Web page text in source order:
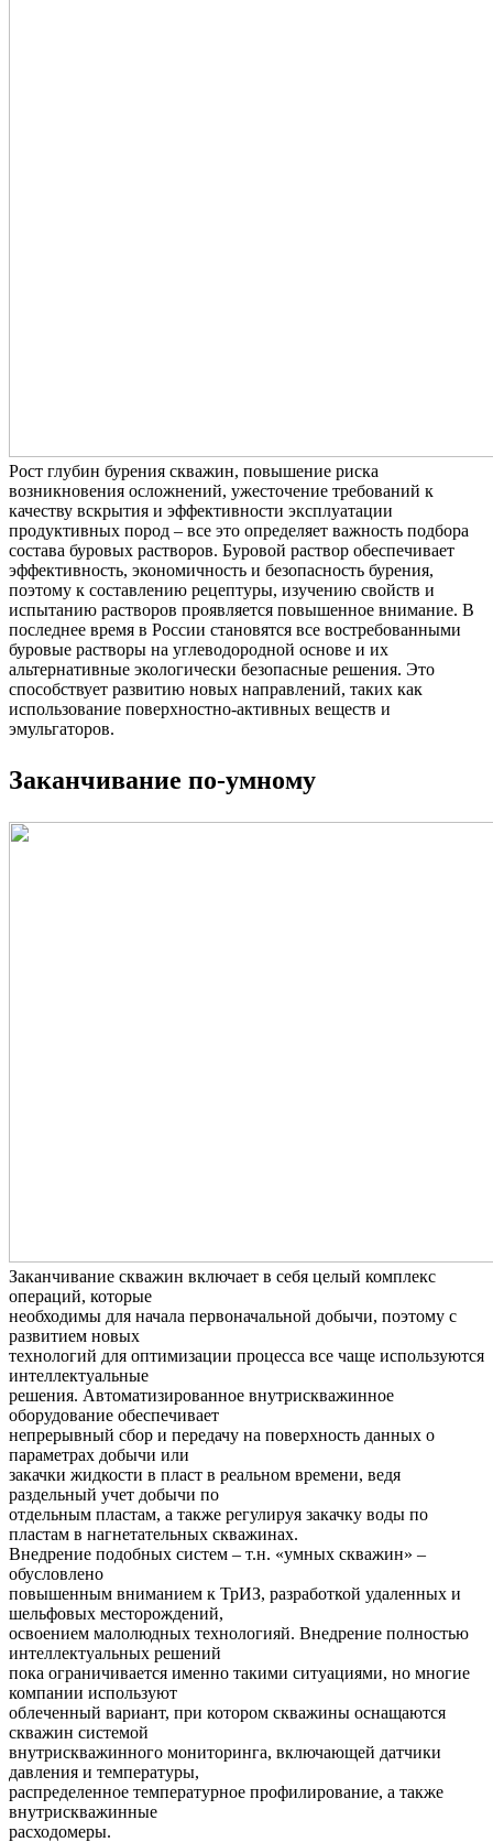
Рост глубин бурения скважин, повышение риска
возникновения осложнений, ужесточение требований к
качеству вскрытия и эффективности эксплуатации
продуктивных пород – все это определяет важность подбора
состава буровых растворов. Буровой раствор обеспечивает
эффективность, экономичность и безопасность бурения,
поэтому к составлению рецептуры, изучению свойств и
испытанию растворов проявляется повышенное внимание. В
последнее время в России становятся все востребованными
буровые растворы на углеводородной основе и их
альтернативные экологически безопасные решения. Это
способствует развитию новых направлений, таких как
использование поверхностно-активных веществ и
эмульгаторов.
Заканчивание по-умному
Заканчивание скважин включает в себя целый комплекс
операций, которые
необходимы для начала первоначальной добычи, поэтому с
развитием новых
технологий для оптимизации процесса все чаще используются
интеллектуальные
решения. Автоматизированное внутрискважинное
оборудование обеспечивает
непрерывный сбор и передачу на поверхность данных о
параметрах добычи или
закачки жидкости в пласт в реальном времени, ведя
раздельный учет добычи по
отдельным пластам, а также регулируя закачку воды по
пластам в нагнетательных скважинах.
Внедрение подобных систем – т.н. «умных скважин» –
обусловлено
повышенным вниманием к ТрИЗ, разработкой удаленных и
шельфовых месторождений,
освоением малолюдных технологияй. Внедрение полностью
интеллектуальных решений
пока ограничивается именно такими ситуациями, но многие
компании используют
облеченный вариант, при котором скважины оснащаются
скважин системой
внутрискважинного мониторинга, включающей датчики
давления и температуры,
распределенное температурное профилирование, а также
внутрискважинные
расходомеры.